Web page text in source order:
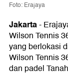
Foto: Erajaya
Jakarta-
Wilson Tennis
yang berlokasi
Wilson Tennis
dan padel